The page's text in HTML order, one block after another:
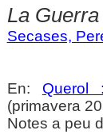
La
Secases,
En: Querol
(primavera
Notes a peu